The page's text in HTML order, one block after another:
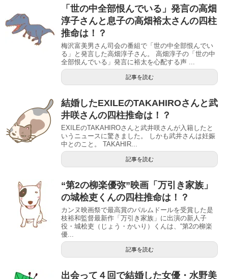
「世の中全部恨んでいる」発言の高畑
淳子さんと息子の高畑裕太さんの四柱
推命は！？
梅沢富美男さん司会の番組で「世の中全部恨んでい
る」と発言した高畑淳子さん。 高畑淳子の「世の中
全部恨んでいる」発言に裕太を心配する声 ...
記事を読む
結婚したEXILEのTAKAHIROさんと武
井咲さんの四柱推命は！？
EXILEのTAKAHIROさんと武井咲さんが入籍したと
いうニュースに驚きました。 しかも武井さんは妊娠
中とのこと。 TAKAHIR...
記事を読む
“第2の柳楽優弥”映画「万引き家族」
の城桧吏くんの四柱推命は！？
カンヌ映画祭で最高賞のパルムドールを受賞した是
枝裕和監督最新作「万引き家族」に出演の新人子
役・城桧吏（じょう・かいり）くんは、“第2の柳楽
優...
記事を読む
出会って４回で結婚した女優・水野美